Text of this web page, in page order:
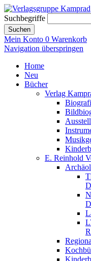
Suchbegriffe
Suchen
Mein Konto 0 Warenkorb
Navigation überspringen
Home
Neu
Bücher
Verlag
E. Reinhold